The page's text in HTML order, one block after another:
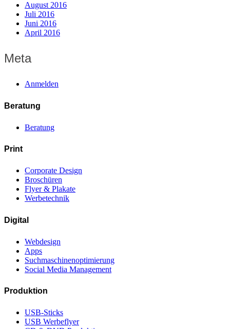
August 2016
Juli 2016
Juni 2016
April 2016
Meta
Anmelden
Beratung
Beratung
Print
Corporate Design
Broschüren
Flyer & Plakate
Werbetechnik
Digital
Webdesign
Apps
Suchmaschinenoptimierung
Social Media Management
Produktion
USB-Sticks
USB Werbeflyer